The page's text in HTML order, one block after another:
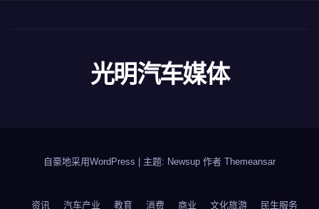
光明汽车媒体
自豪地采用WordPress 主题: Newsup 作者 Themeansar
资讯 汽车产业 教育 消费 商业 文化旅游 民生服务